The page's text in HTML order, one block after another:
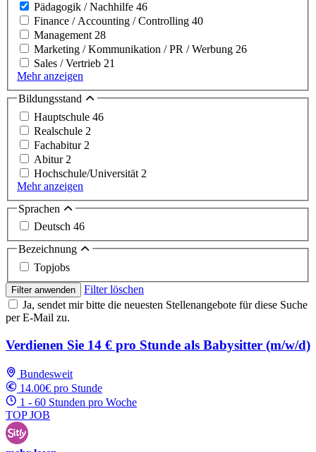
Pädagogik / Nachhilfe 46
Finance / Accounting / Controlling 40
Management 28
Marketing / Kommunikation / PR / Werbung 26
Sales / Vertrieb 21
Mehr anzeigen
Bildungsstand
Hauptschule 46
Realschule 2
Fachabitur 2
Abitur 2
Hochschule/Universität 2
Mehr anzeigen
Sprachen
Deutsch 46
Bezeichnung
Topjobs
Filter anwenden
Filter löschen
Ja, sendet mir bitte die neuesten Stellenangebote für diese Suche
per E-Mail zu.
Verdienen Sie 14 € pro Stunde als Babysitter (m/w/d)
Bundesweit
14.00€ pro Stunde
1 - 60 Stunden pro Woche
TOP JOB